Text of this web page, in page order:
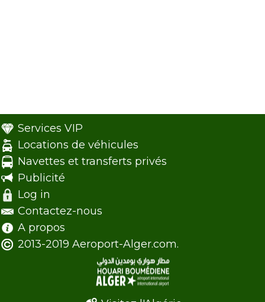
Services VIP
Locations de véhicules
Navettes et transferts privés
Publicité
Log in
Contactez-nous
A propos
2013-2019 Aeroport-Alger.com.